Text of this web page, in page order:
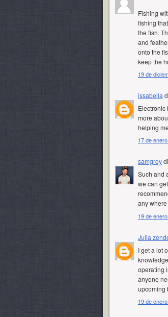
Fishing
fishing
the fish.
and
onto the
keep the
19 de
issabella
Electronic
more
helping
17 de
samgrey
Such and
we can
any
19 de
Julia
I get a lot
operating
anyone
upcoming
19 de